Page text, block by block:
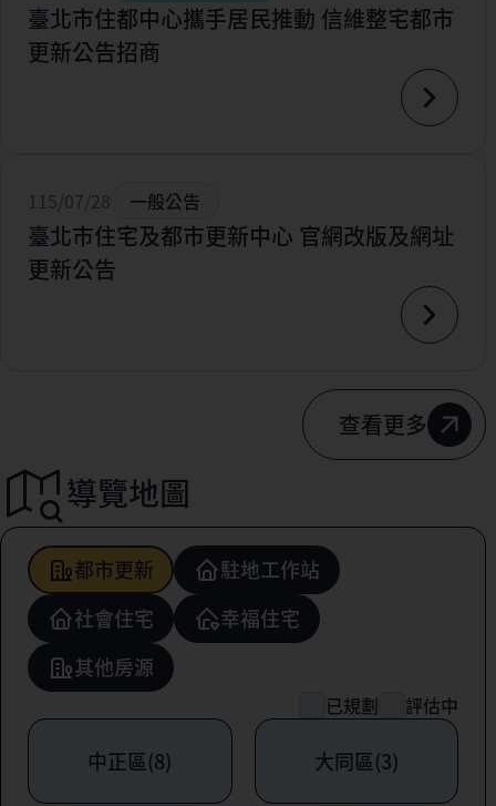
臺北市住都中心攜手居民推動 信維整宅都市
更新公告招商
115/07/28 一般公告
臺北市住宅及都市更新中心 官網改版及網址
更新公告
查看更多
導覽地圖
都市更新
駐地工作站
社會住宅
幸福住宅
其他房源
已規劃 評估中
中正區(8) 大同區(3)